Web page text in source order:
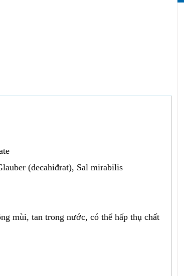
(decahiđrat), Sal mirabilis
mùi, tan trong nước, có thể hấp thụ chất